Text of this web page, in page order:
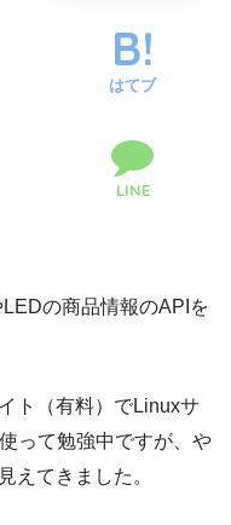
はてブ
LINE
の商品情報のAPIを
ト（有料）でLinuxサ
って勉強中ですが、や
えてきました。